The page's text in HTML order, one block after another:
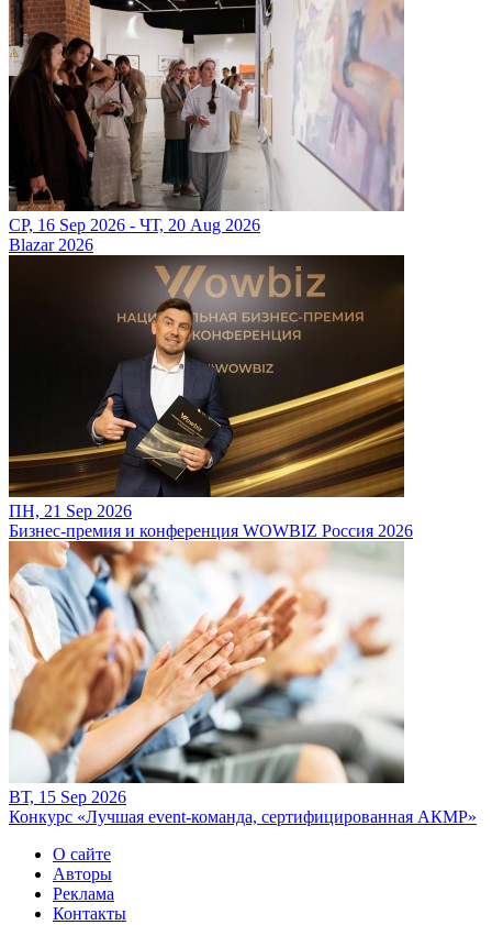
СР, 16 Sep 2026 - ЧТ, 20 Aug 2026
Blazar 2026
ПН, 21 Sep 2026
Бизнес-премия и конференция WOWBIZ Россия 2026
ВТ, 15 Sep 2026
Конкурс «Лучшая event-команда, сертифицированная АКМР»
О сайте
Авторы
Реклама
Контакты